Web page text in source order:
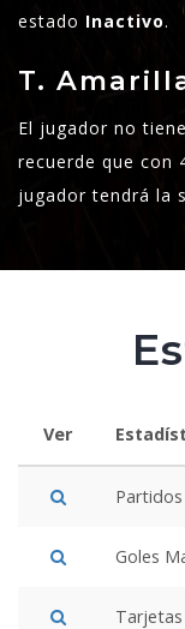
estado Inactivo.
T.
El jugador no
recuerde que con
jugador tendrá la
Ver
Goles
Tarjetas